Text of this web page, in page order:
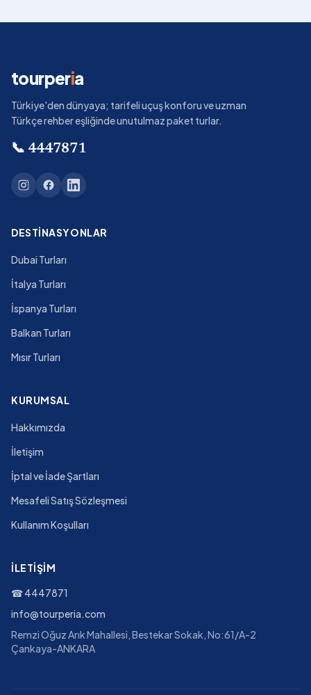
tourperia
Türkiye'den dünyaya; tarifeli uçuş konforu ve uzman
Türkçe rehber eşliğinde unutulmaz paket turlar.
📞 4447871
DESTINASYONLAR
Dubai Turları
İtalya Turları
İspanya Turları
Balkan Turları
Mısır Turları
KURUMSAL
Hakkımızda
İletişim
İptal ve İade Şartları
Mesafeli Satış Sözleşmesi
Kullanım Koşulları
İLETIŞIM
☎4447871
info@tourperia.com
Remzi Oğuz Arık Mahallesi, Bestekar Sokak, No:61/A-2
Çankaya-ANKARA